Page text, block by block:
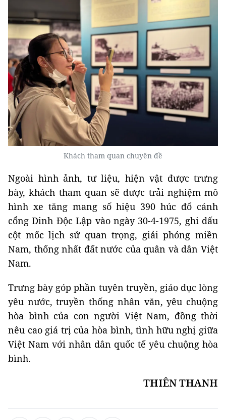
Khách tham quan chuyên đề
Ngoài hình ảnh, tư liệu, hiện vật được trưng
bày, khách tham quan sẽ được trải nghiệm mô
hình xe tăng mang số hiệu 390 húc đổ cánh
cổng Dinh Độc Lập vào ngày 30-4-1975, ghi dấu
cột mốc lịch sử quan trọng, giải phóng miền
Nam, thống nhất đất nước của quân và dân Việt
Nam.
Trưng bày góp phần tuyên truyền, giáo dục lòng
yêu nước, truyền thống nhân văn, yêu chuộng
hòa bình của con người Việt Nam, đồng thời
nêu cao giá trị của hòa bình, tình hữu nghị giữa
Việt Nam với nhân dân quốc tế yêu chuộng hòa
bình.
THIÊN THANH